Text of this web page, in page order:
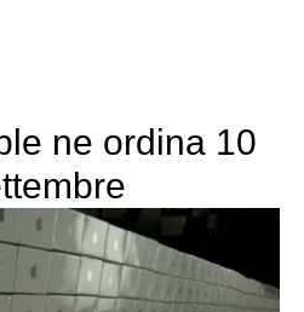
ne ordina 10